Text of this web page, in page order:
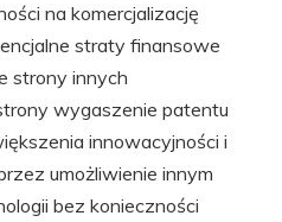
na komercjalizację
straty finansowe
strony innych
wygaszenie patentu
innowacyjności i
umożliwienie innym
bez konieczności